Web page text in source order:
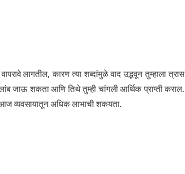
लागतील, कारण त्या शब्दांमुळे वाद उद्भवून तुम्हाला त्रास
लांब जाऊ शकता आणि तिथे तुम्ही चांगली आर्थिक प्राप्ती कराल.
आज व्यवसायातून अधिक लाभाची शकयता.